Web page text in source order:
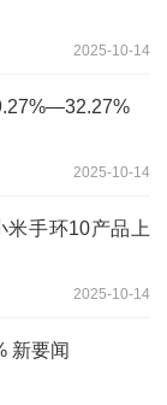
2025-10-14
2025-10-14
米手环10产品上
2025-10-14
新要闻